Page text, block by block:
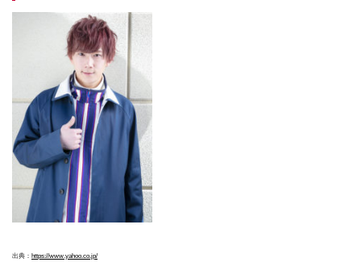
出典： https://www.yahoo.co.jp/